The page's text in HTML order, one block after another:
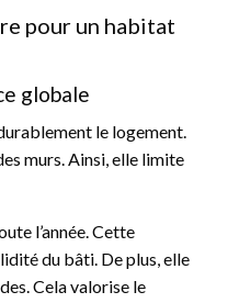
pour un habitat
globale
le logement.
murs. Ainsi, elle limite
l’année. Cette
du bâti. De plus, elle
Cela valorise le